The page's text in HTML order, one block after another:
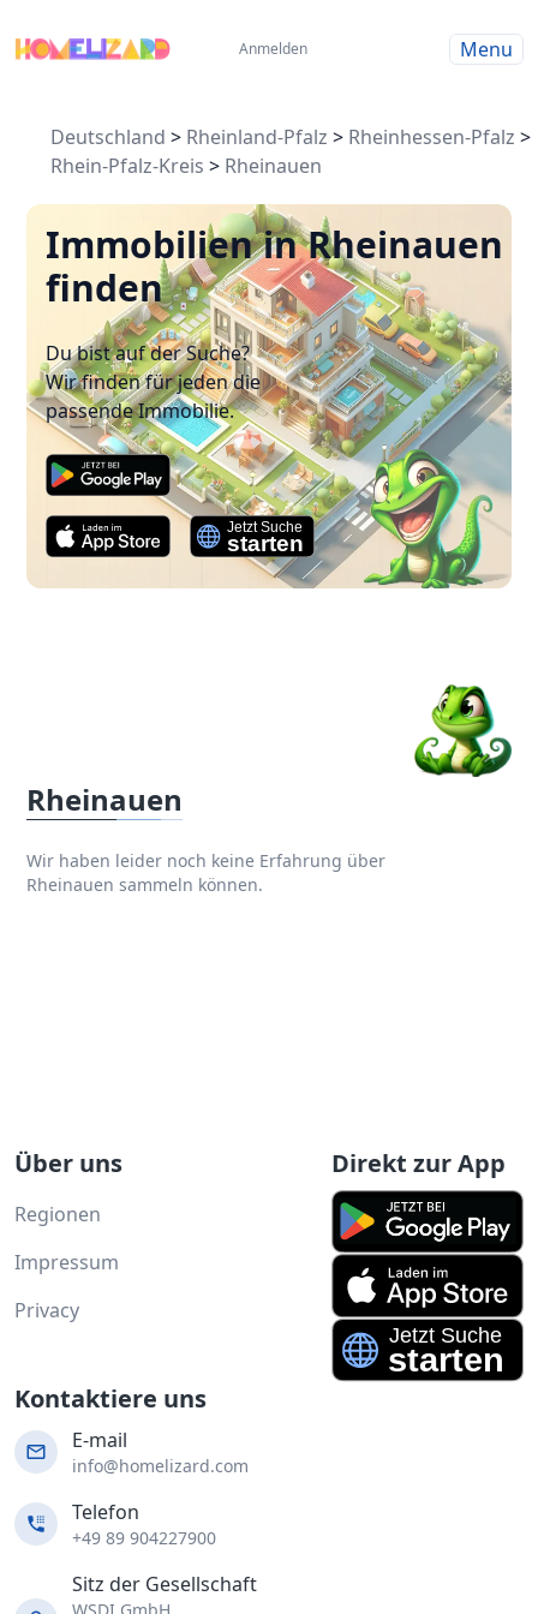
Anmelden Menu
Deutschland > Rheinland-Pfalz > Rheinhessen-Pfalz >
Rhein-Pfalz-Kreis > Rheinauen
Immobilien in Rheinauen
finden
Du bist auf der Suche?
Wir finden für jeden die
passende Immobilie.
Rheinauen
Wir haben leider noch keine Erfahrung über
Rheinauen sammeln können.
Über uns
Regionen
Impressum
Privacy
Direkt zur App
Kontaktiere uns
E-mail
info@homelizard.com
Telefon
+49 89 904227900
Sitz der Gesellschaft